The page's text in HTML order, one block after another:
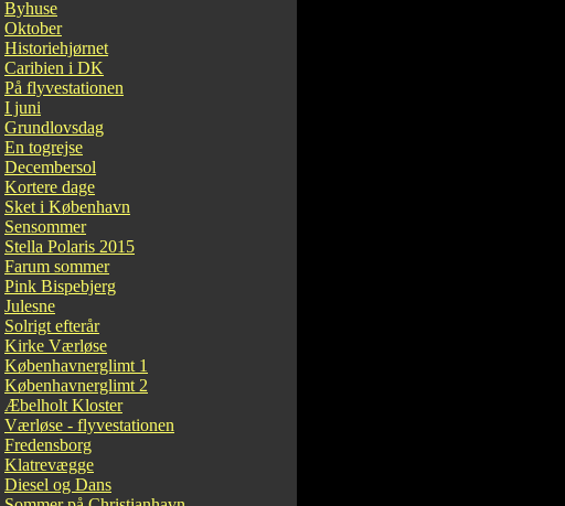
Byhuse
Oktober
Historiehjørnet
Caribien i DK
På flyvestationen
I juni
Grundlovsdag
En togrejse
Decembersol
Kortere dage
Sket i København
Sensommer
Stella Polaris 2015
Farum sommer
Pink Bispebjerg
Julesne
Solrigt efterår
Kirke Værløse
Københavnerglimt 1
Københavnerglimt 2
Æbelholt Kloster
Værløse - flyvestationen
Fredensborg
Klatrevægge
Diesel og Dans